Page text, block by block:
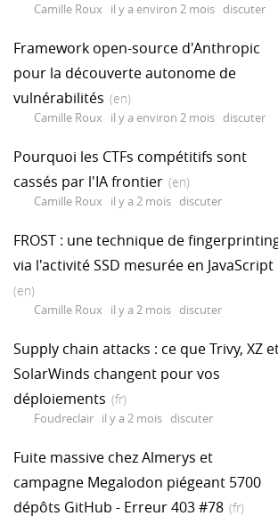
Camille Roux il y a environ 2 mois discuter
Framework open-source d'Anthropic
pour la découverte autonome de
vulnérabilités (en)
Camille Roux il y a environ 2 mois discuter
Pourquoi les CTFs compétitifs sont
cassés par l'IA frontier (en)
Camille Roux il y a 2 mois discuter
FROST : une technique de
via l'activité SSD mesurée en JavaScript
(en)
Camille Roux il y a 2 mois discuter
Supply chain attacks : ce que Trivy, XZ
SolarWinds changent pour vos
déploiements (fr)
Foudreclair il y a 2 mois discuter
Fuite massive chez Almerys et
campagne Megalodon piégeant 5700
dépôts GitHub - Erreur 403 #78 (fr)